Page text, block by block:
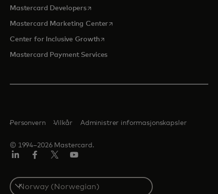
Mastercard Developersopens in a new tab
Mastercard Marketing Centeropens in a new tab
Center for Inclusive Growthopens in a new tab
Mastercard Payment Services
© 1994–2026 Mastercard.
Personvern Vilkår Administrer informasjonskapsler
Select
a